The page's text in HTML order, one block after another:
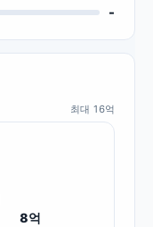
-
최대 16억
8억